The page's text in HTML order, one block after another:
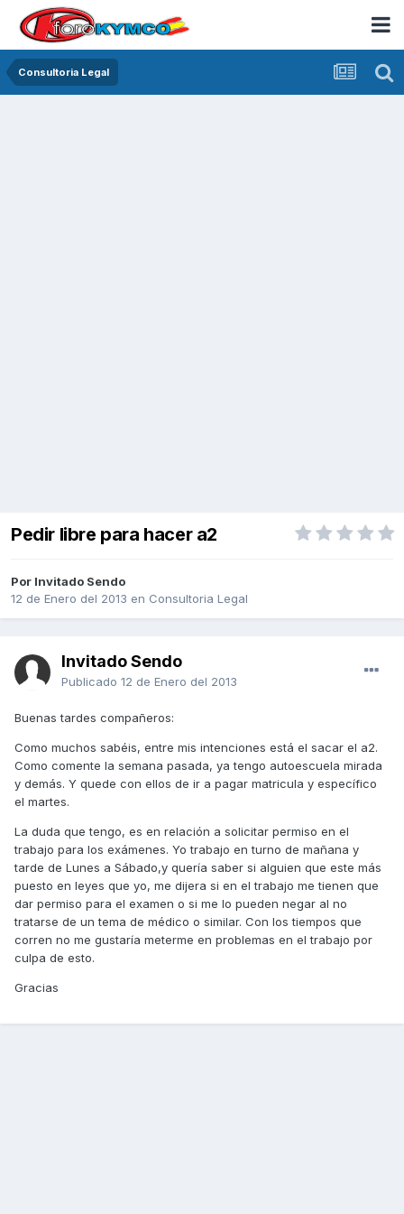
Consultoria Legal
Pedir libre para hacer a2
Por Invitado Sendo
12 de Enero del 2013 en Consultoria Legal
Invitado Sendo
Publicado 12 de Enero del 2013
Buenas tardes compañeros:
Como muchos sabéis, entre mis intenciones está el sacar el a2.
Como comente la semana pasada, ya tengo autoescuela mirada
y demás. Y quede con ellos de ir a pagar matricula y específico
el martes.
La duda que tengo, es en relación a solicitar permiso en el
trabajo para los exámenes. Yo trabajo en turno de mañana y
tarde de Lunes a Sábado,y quería saber si alguien que este más
puesto en leyes que yo, me dijera si en el trabajo me tienen que
dar permiso para el examen o si me lo pueden negar al no
tratarse de un tema de médico o similar. Con los tiempos que
corren no me gustaría meterme en problemas en el trabajo por
culpa de esto.
Gracias